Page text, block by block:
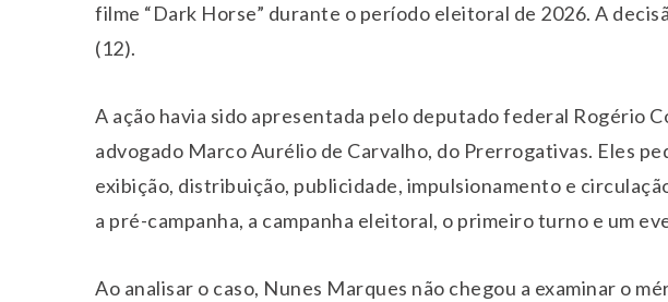
filme “Dark Horse” durante o período eleitoral de 2026. A
(12).
A ação havia sido apresentada pelo deputado federal Rogério
advogado Marco Aurélio de Carvalho, do Prerrogativas. Eles
exibição, distribuição, publicidade, impulsionamento e
a pré-campanha, a campanha eleitoral, o primeiro turno e um
Ao analisar o caso, Nunes Marques não chegou a examinar o